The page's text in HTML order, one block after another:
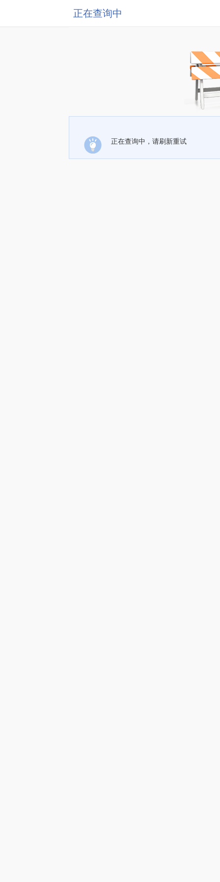
正在查询中
正在查询中，请刷新重试